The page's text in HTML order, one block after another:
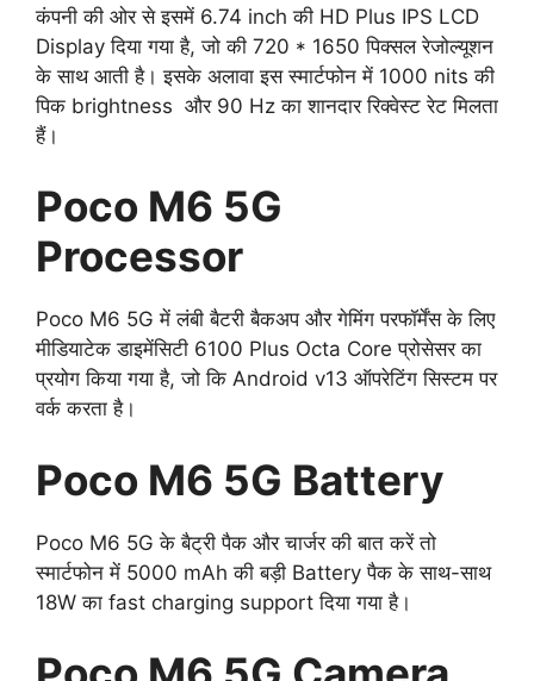
कंपनी की ओर से इसमें 6.74 inch की HD Plus IPS LCD
Display दिया गया है, जो की 720 * 1650 पिक्सल रेजोल्यूशन
के साथ आती है। इसके अलावा इस स्मार्टफोन में 1000 nits की
पिक brightness और 90 Hz का शानदार रिक्वेस्ट रेट मिलता
हैं।
Poco M6 5G
Processor
Poco M6 5G में लंबी बैटरी बैकअप और गेमिंग परफॉर्मेंस के लिए
मीडियाटेक डाइमेंसिटी 6100 Plus Octa Core प्रोसेसर का
प्रयोग किया गया है, जो कि Android v13 ऑपरेटिंग सिस्टम पर
वर्क करता है।
Poco M6 5G Battery
Poco M6 5G के बैट्री पैक और चार्जर की बात करें तो
स्मार्टफोन में 5000 mAh की बड़ी Battery पैक के साथ-साथ
18W का fast charging support दिया गया है।